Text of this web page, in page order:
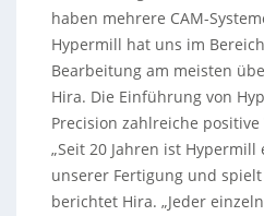
haben mehrere CAM-
Hypermill hat uns im
Bearbeitung am meisten
Hira. Die Einführung von
Precision zahlreiche
„Seit 20 Jahren ist
unserer Fertigung und spielt
berichtet Hira. „Jeder